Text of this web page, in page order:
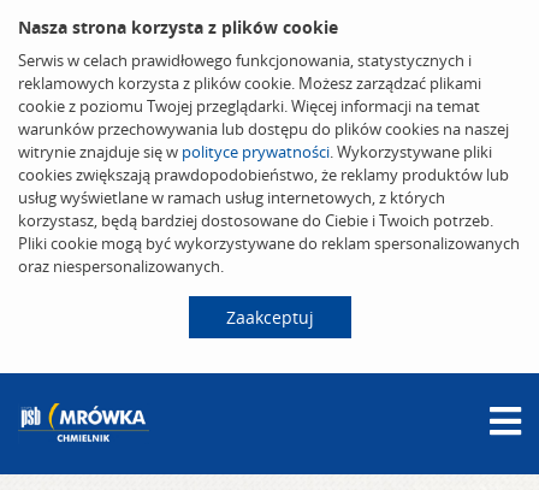
Nasza strona korzysta z plików cookie
Serwis w celach prawidłowego funkcjonowania, statystycznych i
reklamowych korzysta z plików cookie. Możesz zarządzać plikami
cookie z poziomu Twojej przeglądarki. Więcej informacji na temat
warunków przechowywania lub dostępu do plików cookies na naszej
witrynie znajduje się w polityce prywatności. Wykorzystywane pliki
cookies zwiększają prawdopodobieństwo, że reklamy produktów lub
usług wyświetlane w ramach usług internetowych, z których
korzystasz, będą bardziej dostosowane do Ciebie i Twoich potrzeb.
Pliki cookie mogą być wykorzystywane do reklam spersonalizowanych
oraz niespersonalizowanych.
Zaakceptuj